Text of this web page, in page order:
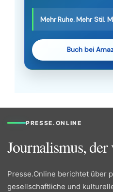
Mehr Ruhe. Mehr Stil.
Buch bei
PRESSE.ONLINE
Journalismus, der
Presse.Online berichtet über
gesellschaftliche und